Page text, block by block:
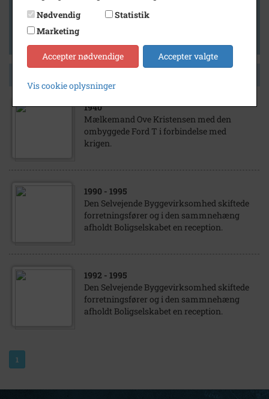
Vis kun med kilder
1940
Mælkemand Ove Kristensen med den
ombyggede Ford T i forbindelse med
krigen.
1990 - 1995
Den Selvejende Byggevirksomhed skiftede
forretningsfører og i den sammnehæng
afholdt Boligselskabet en reception.
1992 - 1995
Den Selvejende Byggevirksomhed skiftede
forretningsfører og i den sammnehæng
afholdt Boligselskabet en reception.
1
Nødvendig
Statistik
Marketing
Accepter nødvendige Accepter valgte
Vis cookie oplysninger